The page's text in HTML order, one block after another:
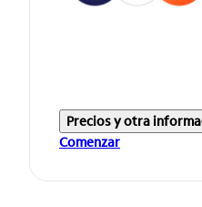
Precios y otra
Comenzar